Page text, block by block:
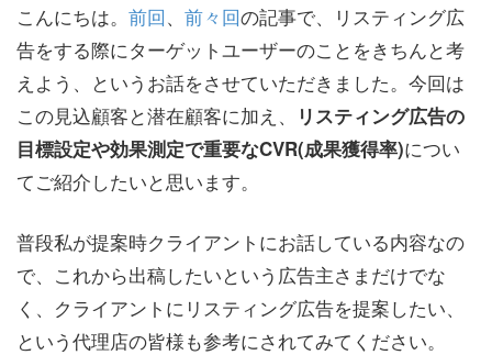
こんにちは。 前回、 前々回の記事で、リスティング広
告をする際にターゲットユーザーのことをきちんと考
えよう、というお話をさせていただきました。今回は
この見込顧客と潜在顧客に加え、
リスティング広告の
目標設定や効果測定で重要なCVR(成果獲得率)につい
てご紹介したいと思います。
普段私が提案時クライアントにお話している内容なの
で、これから出稿したいという広告主さまだけでな
く、クライアントにリスティング広告を提案したい、
という代理店の皆様も参考にされてみてください。